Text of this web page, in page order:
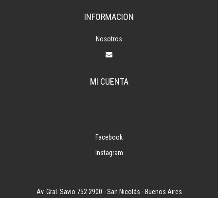
INFORMACION
Nosotros
MI CUENTA
Facebook
Instagram
Av. Gral. Savio 752 2900 - San Nicolás - Buenos Aires